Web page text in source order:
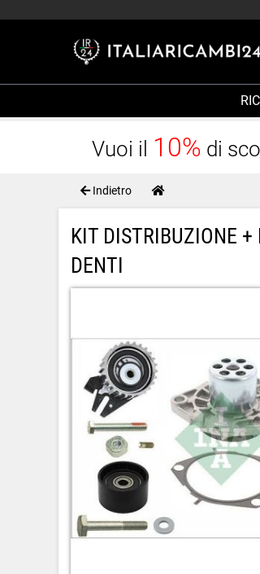
Vuoi il 10% di
Indietro
KIT DISTRIBUZIONE
DENTI